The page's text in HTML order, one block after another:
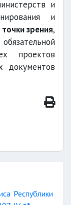
и
и
зрения,
проектов
документов
Республики